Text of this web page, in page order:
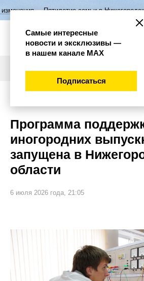
семьи в Нижегородской области
Программа
иногородних
запущена в
области
6 июля 2026 года, 21:05
Самые интересные
новости и эксклюзивы —
в нашем канале МАХ
Подписаться